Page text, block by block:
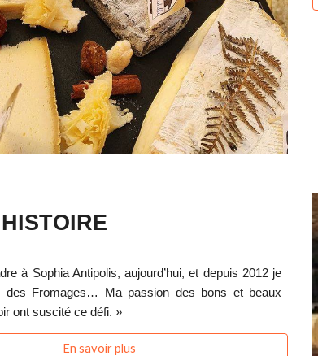
à Sophia Antipolis, aujourd’hui, et depuis 2012 je
des Fromages… Ma passion des bons et beaux
ont suscité ce défi. »
En savoir plus